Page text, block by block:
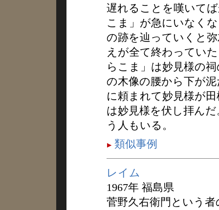
遅れることを嘆いて
こま」が急にいなく
の跡を辿っていくと
えが全て終わってい
らこま」は妙見様の
の木像の腰から下が
に頼まれて妙見様が
は妙見様を伏し拝ん
う人もいる。
類似事例
レイム
1967年 福島県
菅野久右衛門という